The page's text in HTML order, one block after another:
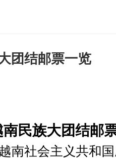
团结邮票一览
南民族大团结邮
南社会主义共和